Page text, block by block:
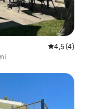
Średnia
4,5 (4)